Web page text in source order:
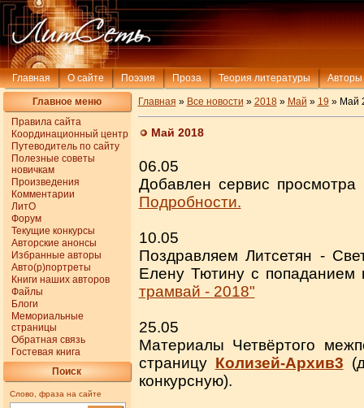
Главная О сайте Поэзия Проза Теория литературы Авторы
Главное меню
Правила сайта
Координационный центр
Путеводитель по сайту
Полезные советы
новичкам
Произведения
Комментарии
ЛитО
Форум
Текущие конкурсы
Авторские анонсы
Избранные авторы
Авто(р)портреты
Книги наших авторов
Файлы
Блоги
Мемориальные
страницы
Обратная связь
Гостевая книга
Поиск
Слово, фраза на сайте
Главная » Все новости » 2018 » Май » 19 » Май
Май 2018
06.05
Добавлен сервис
Подробности.
10.05
Поздравляем Литсетян -
Елену Тютину с попаданием
трамвай - 2018"
25.05
Материалы Четвёртого
страницу Колизей-Архив3
конкурсную).